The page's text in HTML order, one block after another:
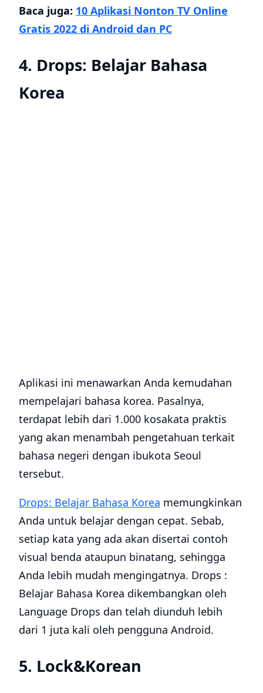
Baca juga: 10 Aplikasi Nonton TV Online
Gratis 2022 di Android dan PC
4. Drops: Belajar Bahasa
Korea
Aplikasi ini menawarkan Anda kemudahan
mempelajari bahasa korea. Pasalnya,
terdapat lebih dari 1.000 kosakata praktis
yang akan menambah pengetahuan terkait
bahasa negeri dengan ibukota Seoul
tersebut.
Drops: Belajar Bahasa Korea memungkinkan
Anda untuk belajar dengan cepat. Sebab,
setiap kata yang ada akan disertai contoh
visual benda ataupun binatang, sehingga
Anda lebih mudah mengingatnya. Drops :
Belajar Bahasa Korea dikembangkan oleh
Language Drops dan telah diunduh lebih
dari 1 juta kali oleh pengguna Android.
5. Lock&Korean